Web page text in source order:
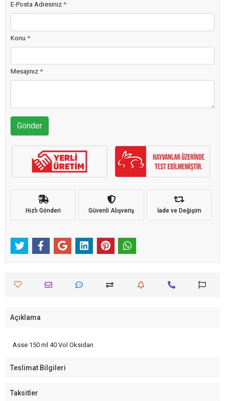
E-Posta Adresiniz *
Konu *
Mesajınız *
Gönder
Hızlı Gönderi Güvenli Alışveriş İade ve Değişim
Açıklama
Asse 150 ml 40 Vol Oksidan
Teslimat Bilgileri
Taksitler